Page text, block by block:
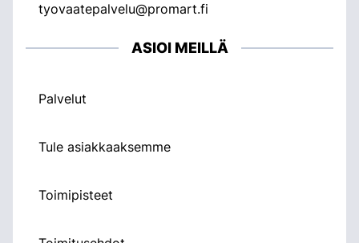
tyovaatepalvelu@promart.fi
ASIOI MEILLÄ
Palvelut
Tule asiakkaaksemme
Toimipisteet